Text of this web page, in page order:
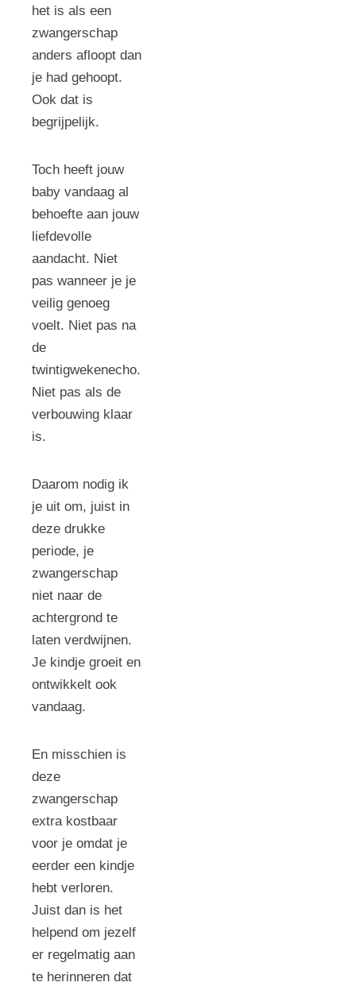
het is als een
zwangerschap
anders afloopt dan
je had gehoopt.
Ook dat is
begrijpelijk.
Toch heeft jouw
baby vandaag al
behoefte aan jouw
liefdevolle
aandacht. Niet
pas wanneer je je
veilig genoeg
voelt. Niet pas na
de
twintigwekenecho.
Niet pas als de
verbouwing klaar
is.
Daarom nodig ik
je uit om, juist in
deze drukke
periode, je
zwangerschap
niet naar de
achtergrond te
laten verdwijnen.
Je kindje groeit en
ontwikkelt ook
vandaag.
En misschien is
deze
zwangerschap
extra kostbaar
voor je omdat je
eerder een kindje
hebt verloren.
Juist dan is het
helpend om jezelf
er regelmatig aan
te herinneren dat